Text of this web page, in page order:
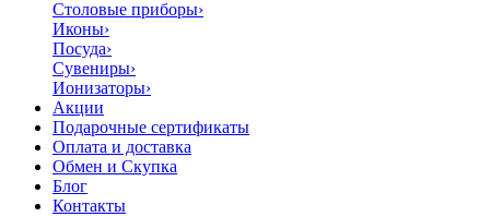
Столовые приборы›
Иконы›
Посуда›
Сувениры›
Ионизаторы›
Акции
Подарочные сертификаты
Оплата и доставка
Обмен и Скупка
Блог
Контакты